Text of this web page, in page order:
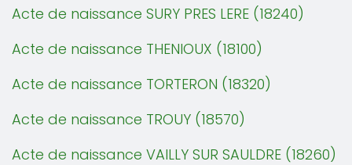
Acte de naissance SURY PRES LERE (18240)
Acte de naissance THENIOUX (18100)
Acte de naissance TORTERON (18320)
Acte de naissance TROUY (18570)
Acte de naissance VAILLY SUR SAULDRE (18260)